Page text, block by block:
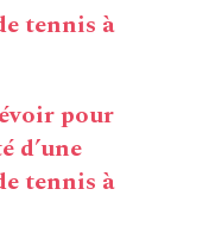
tennis à
pour
d’une
tennis à